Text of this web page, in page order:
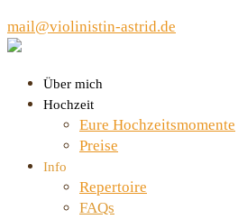
mail@violinistin-astrid.de
Über mich
Hochzeit
Eure Hochzeitsmomente
Preise
Info
Repertoire
FAQs